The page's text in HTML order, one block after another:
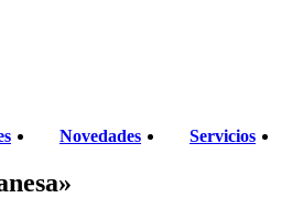
Novedades Servicios